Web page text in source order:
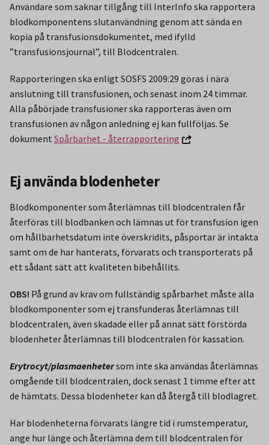
Användare som saknar tillgång till InterInfo ska rapportera
blodkomponentens slutanvändning genom att sända en
kopia på transfusionsdokumentet, med ifylld
”transfusionsjournal”, till Blodcentralen.
Rapporteringen ska enligt SOSFS 2009:29 göras i nära
anslutning till transfusionen, och senast inom 24 timmar.
Alla påbörjade transfusioner ska rapporteras även om
transfusionen av någon anledning ej kan fullföljas. Se
dokument Spårbarhet - återrapportering
Ej använda blodenheter
Blodkomponenter som återlämnas till blodcentralen får
återföras till blodbanken och lämnas ut för transfusion igen
om hållbarhetsdatum inte överskridits, påsportar är intakta
samt om de har hanterats, förvarats och transporterats på
ett sådant sätt att kvaliteten bibehållits.
OBS! På grund av krav om fullständig spårbarhet måste alla
blodkomponenter som ej transfunderas återlämnas till
blodcentralen, även skadade eller på annat sätt förstörda
blodenheter återlämnas till blodcentralen för kassation.
Erytrocyt/plasmaenhetersom inte ska användas återlämnas
omgående till blodcentralen, dock senast 1 timme efter att
de hämtats. Dessa blodenheter kan då återgå till blodlagret.
Har blodenheterna förvarats längre tid i rumstemperatur,
ange hur länge och återlämna dem till blodcentralen för